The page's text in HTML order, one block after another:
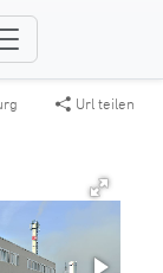
Url teilen